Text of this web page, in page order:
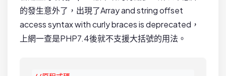
的發生意外了，出現了Array and string offset
access syntax with curly braces is deprecated，
上網一查是PHP7.4後就不支援大括號的用法。